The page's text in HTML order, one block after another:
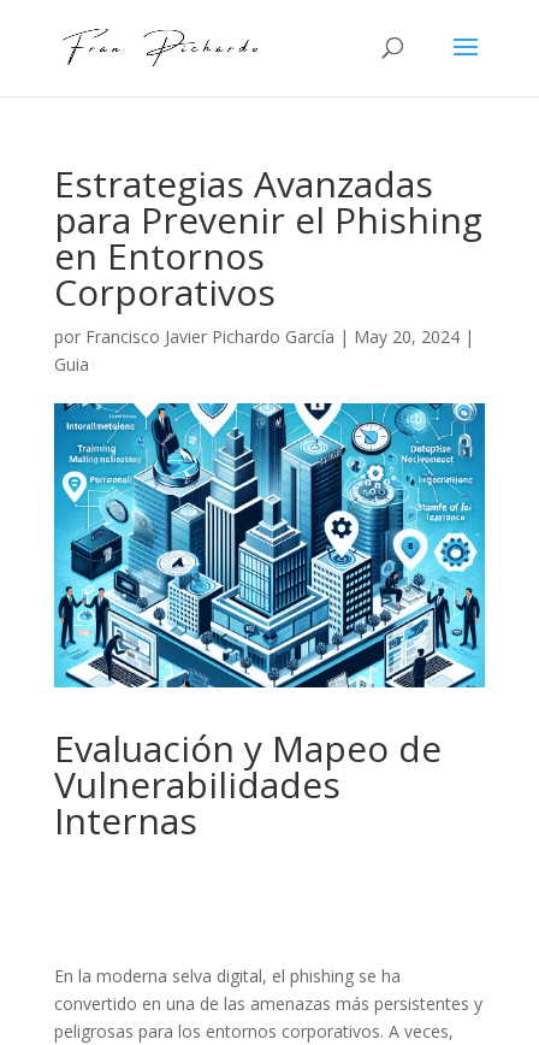
Estrategias Avanzadas
para Prevenir el Phishing
en Entornos
Corporativos
por Francisco Javier Pichardo García | May 20, 2024|
Guia
Evaluación y Mapeo de
Vulnerabilidades
Internas
En la moderna selva digital, el phishing se ha
convertido en una de las amenazas más persistentes y
peligrosas para los entornos corporativos. A veces,